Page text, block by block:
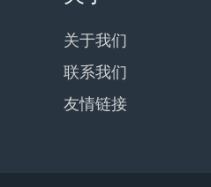
关于我们
联系我们
友情链接